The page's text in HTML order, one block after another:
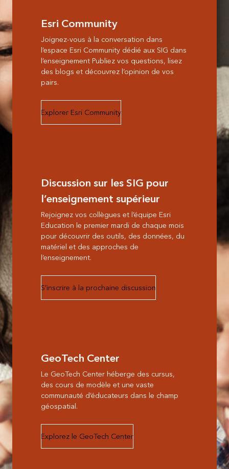
Esri Community
Joignez-vous à la conversation dans
l’espace Esri Community dédié aux SIG dans
l’enseignement Publiez vos questions, lisez
des blogs et découvrez l’opinion de vos
pairs.
Explorer Esri Community
Discussion sur les SIG pour
l’enseignement supérieur
Rejoignez vos collègues et l’équipe Esri
Education le premier mardi de chaque mois
pour découvrir des outils, des données, du
matériel et des approches de
l’enseignement.
S’inscrire à la prochaine discussion
GeoTech Center
Le GeoTech Center héberge des cursus,
des cours de modèle et une vaste
communauté d’éducateurs dans le champ
géospatial.
Explorez le GeoTech Center